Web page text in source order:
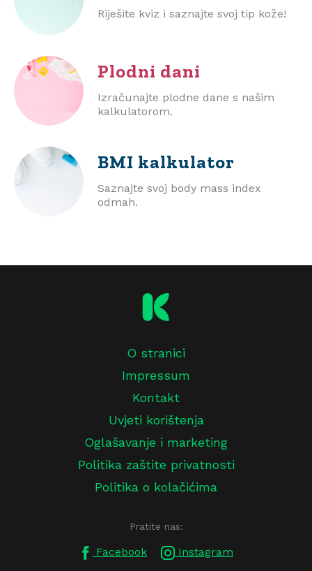
Riješite kviz i saznajte svoj tip kože!
Plodni dani
Izračunajte plodne dane s našim
kalkulatorom.
BMI kalkulator
Saznajte svoj body mass index
odmah.
O stranici
Impressum
Kontakt
Uvjeti korištenja
Oglašavanje i marketing
Politika zaštite privatnosti
Politika o kolačićima
Pratite nas:
Facebook Instagram